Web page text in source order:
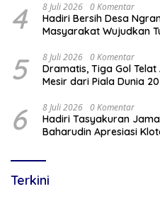
4 8 Juli 2026 0 Komentar
Hadiri Bersih Desa
Masyarakat Wujudkan
5 8 Juli 2026 0 Komentar
Dramatis, Tiga Gol
Mesir dari Piala Dunia
6 8 Juli 2026 0 Komentar
Hadiri Tasyakuran
Baharudin Apresiasi
Terkini